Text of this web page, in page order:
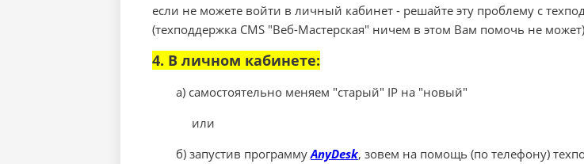
если не можете войти в личный кабинет - решайте эту проблему с
(техподдержка CMS "Веб-Мастерская" ничем в этом Вам помочь не может)
4. В личном кабинете:
а) самостоятельно меняем "старый" IP на "новый"
или
б) запустив программуAnyDesk, зовем на помощь (по телефону)